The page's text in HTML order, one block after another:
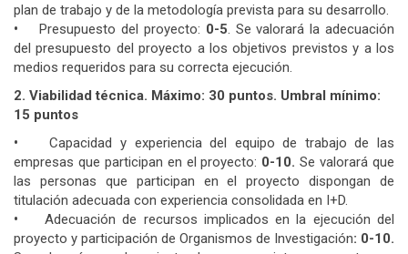
plan de trabajo y de la metodología prevista para su desarrollo.
•Presupuesto del proyecto: 0-5. Se valorará la adecuación
del presupuesto del proyecto a los objetivos previstos y a los
medios requeridos para su correcta ejecución.
2. Viabilidad técnica. Máximo: 30 puntos. Umbral mínimo:
15 puntos
•Capacidad y experiencia del equipo de trabajo de las
empresas que participan en el proyecto: 0-10. Se valorará que
las personas que participan en el proyecto dispongan de
titulación adecuada con experiencia consolidada en I+D.
•
Adecuación de recursos implicados en la ejecución del
proyecto y participación de Organismos de Investigación: 0-10.